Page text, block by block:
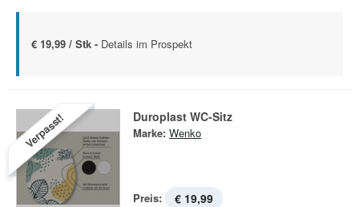
€ 19,99 / Stk - Details im Prospekt
Verpasst! Duroplast WC-Sitz
Marke: Wenko
Preis: € 19,99